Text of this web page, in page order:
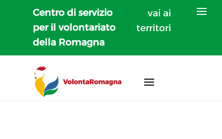
Centro di servizio
per il volontariato
della Romagna
vai ai
territori